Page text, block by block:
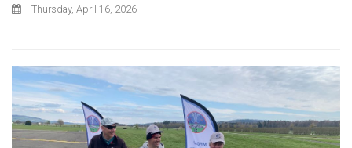
Thursday, April 16, 2026